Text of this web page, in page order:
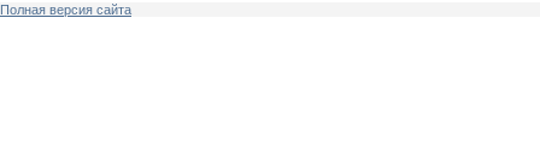
Полная версия сайта